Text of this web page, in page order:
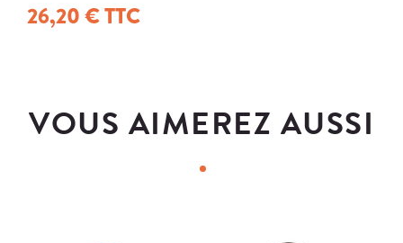
26,20 € TTC
VOUS AIMEREZ AUSSI